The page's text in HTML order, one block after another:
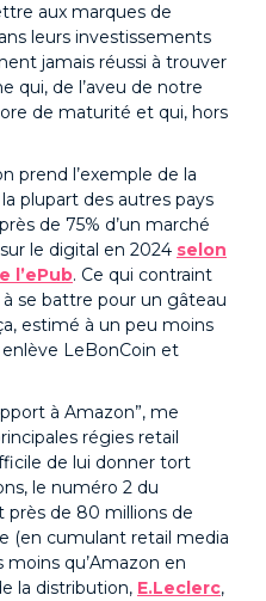
aux marques de
leurs investissements
jamais réussi à trouver
qui, de l’aveu de notre
de maturité et qui, hors
prend l’exemple de la
plupart des autres pays
de 75% d’un marché
le digital en 2024 selon
l’ePub. Ce qui contraint
à se battre pour un gâteau
estimé à un peu moins
enlève LeBonCoin et
à Amazon”, me
régies retail
de lui donner tort
le numéro 2 du
près de 80 millions de
(en cumulant retail media
moins qu’Amazon en
la distribution, E.Leclerc,